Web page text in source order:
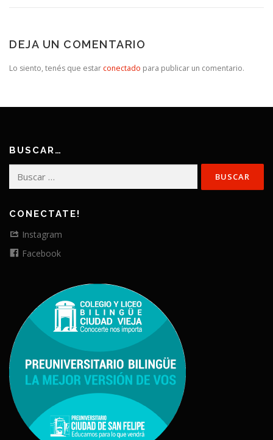
DEJA UN COMENTARIO
Lo siento, tenés que estar conectado para publicar un comentario.
BUSCAR…
CONECTATE!
Instagram
Facebook